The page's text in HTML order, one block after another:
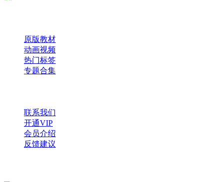
原版教材
动画视频
热门标签
专题合集
联系我们
开通VIP
会员介绍
反馈建议